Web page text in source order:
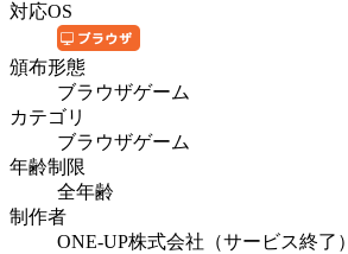
対応OS
頒布形態
ブラウザゲーム
カテゴリ
ブラウザゲーム
年齢制限
全年齢
制作者
ONE-UP株式会社（サービス終了）